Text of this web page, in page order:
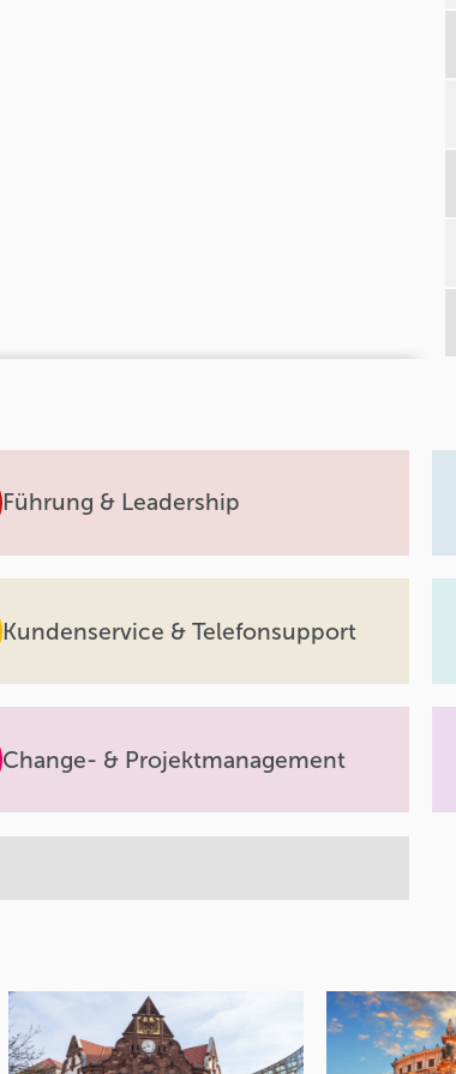
Führung & Leadership
Kundenservice & Telefonsupport
Change- & Projektmanagement